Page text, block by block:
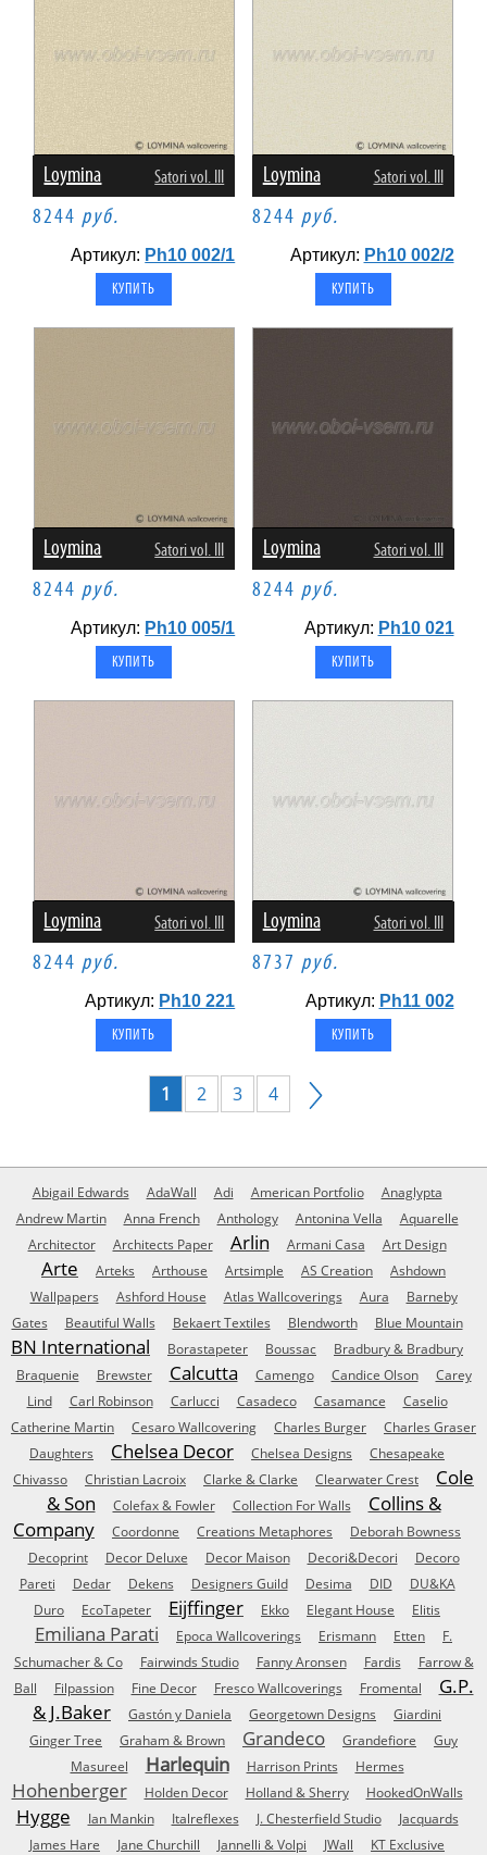
Loymina Satori vol. III
8244 руб.
Артикул: Ph10 002/1
Loymina Satori vol. III
8244 руб.
Артикул: Ph10 002/2
Loymina Satori vol. III
8244 руб.
Артикул: Ph10 005/1
Loymina Satori vol. III
8244 руб.
Артикул: Ph10 021
Loymina Satori vol. III
8244 руб.
Артикул: Ph10 221
Loymina Satori vol. III
8737 руб.
Артикул: Ph11 002
1 2 3 4
Abigail Edwards AdaWall Adi American Portfolio
Anaglypta
Andrew Martin
Anna French Anthology Antonina Vella
Aquarelle
Architector
Architects Paper Arlin Armani Casa Art Design
Arte Arteks Arthouse Artsimple AS Creation
Ashdown
Wallpapers
Ashford House Atlas Wallcoverings Aura
Barneby
Gates
Beautiful Walls Bekaert Textiles Blendworth Blue Mountain
BN International Borastapeter Boussac
Bradbury & Bradbury
Braquenie
Brewster Calcutta Camengo Candice Olson
Carey
Lind
Carl Robinson Carlucci Casadeco Casamance
Caselio
Catherine Martin
Cesaro Wallcovering Charles Burger
Charles Graser
Daughters
Chelsea Decor Chelsea Designs
Chesapeake
Chivasso
Christian Lacroix Clarke & Clarke Clearwater Crest
Cole
& Son
Colefax & Fowler Collection For Walls
Collins &
Company
Coordonne Creations Metaphores
Deborah Bowness
Decoprint
Decor Deluxe Decor Maison Decori&Decori
Decoro
Pareti
Dedar Dekens Designers Guild Desima DID
DU&KA
Duro
EcoTapeter Eijffinger Ekko Elegant House Elitis
Emiliana Parati Epoca Wallcoverings Erismann Etten
F.
Schumacher & Co
Fairwinds Studio Fanny Aronsen Fardis
Farrow &
Ball
Filpassion Fine Decor Fresco Wallcoverings Fromental
G.P.
& J.Baker
Gastón y Daniela Georgetown Designs
Giardini
Ginger Tree
Graham & Brown Grandeco Grandefiore
Guy
Masureel
Harlequin Harrison Prints Hermes
Hohenberger Holden Decor Holland & Sherry HookedOnWalls
Hygge Ian Mankin Italreflexes J. Chesterfield Studio
Jacquards
James Hare
Jane Churchill Jannelli & Volpi JWall
KT Exclusive